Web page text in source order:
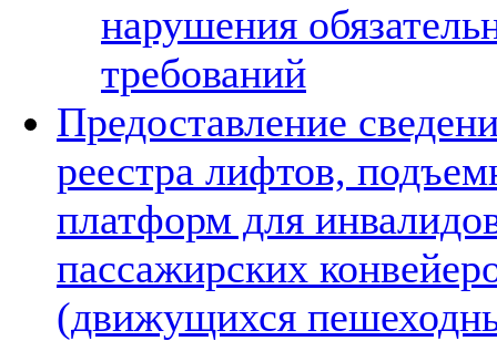
нарушения
требований
Предоставление
реестра лифтов,
платформ для
пассажирских
(движущихся